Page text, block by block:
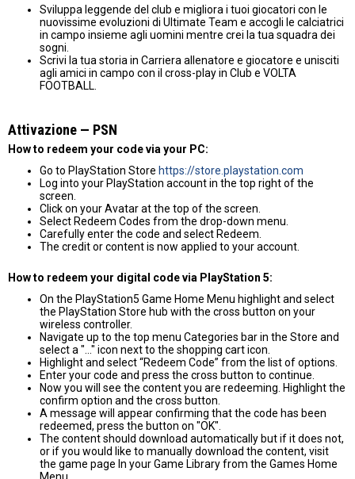
Sviluppa leggende del club e migliora i tuoi giocatori con le
nuovissime evoluzioni di Ultimate Team e accogli le calciatrici
in campo insieme agli uomini mentre crei la tua squadra dei
sogni.
Scrivi la tua storia in Carriera allenatore e giocatore e unisciti
agli amici in campo con il cross-play in Club e VOLTA
FOOTBALL.
Attivazione — PSN
How to redeem your code via your PC:
Go to PlayStation Store https://store.playstation.com
Log into your PlayStation account in the top right of the
screen.
Click on your Avatar at the top of the screen.
Select Redeem Codes from the drop-down menu.
Carefully enter the code and select Redeem.
The credit or content is now applied to your account.
How to redeem your digital code via PlayStation 5:
On the PlayStation5 Game Home Menu highlight and select
the PlayStation Store hub with the cross button on your
wireless controller.
Navigate up to the top menu Categories bar in the Store and
select a "..." icon next to the shopping cart icon.
Highlight and select “Redeem Code” from the list of options.
Enter your code and press the cross button to continue.
Now you will see the content you are redeeming. Highlight the
confirm option and the cross button.
A message will appear confirming that the code has been
redeemed, press the button on "OK".
The content should download automatically but if it does not,
or if you would like to manually download the content, visit
the game page In your Game Library from the Games Home
Menu.